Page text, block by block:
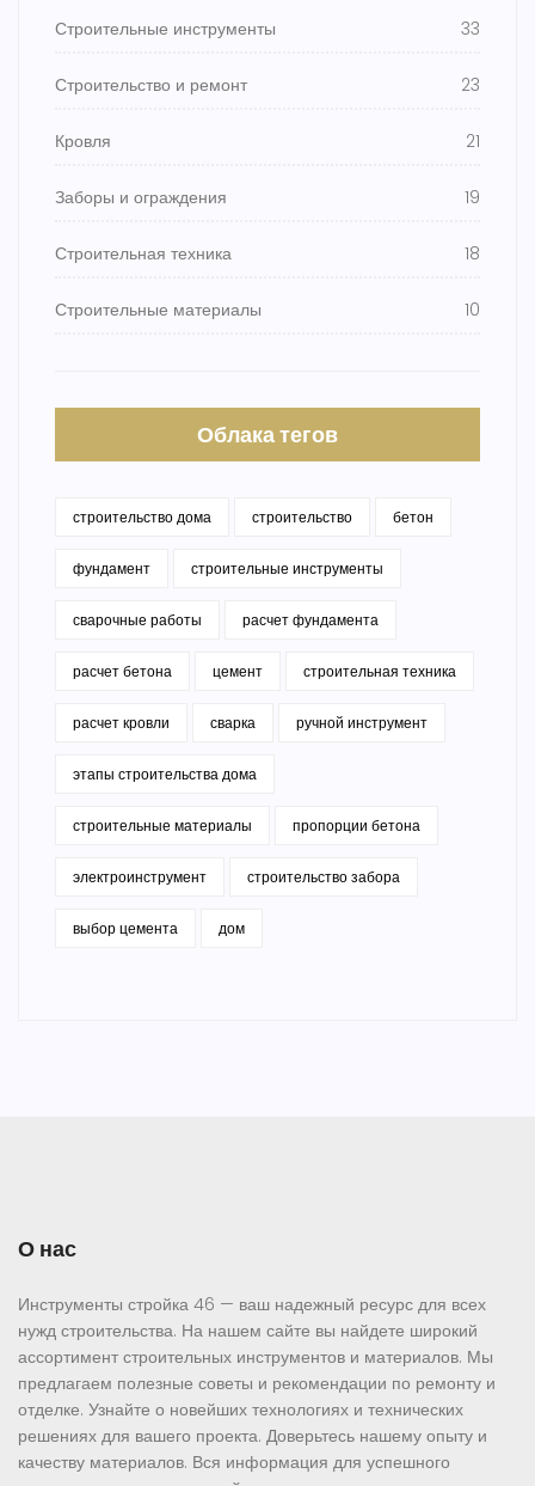
Строительные инструменты 33
Строительство и ремонт 23
Кровля 21
Заборы и ограждения 19
Строительная техника 18
Строительные материалы 10
Облака тегов
строительство дома строительство бетон
фундамент строительные инструменты
сварочные работы расчет фундамента
расчет бетона цемент строительная техника
расчет кровли сварка ручной инструмент
этапы строительства дома
строительные материалы пропорции бетона
электроинструмент строительство забора
выбор цемента дом
О нас
Инструменты стройка 46 — ваш надежный ресурс для всех
нужд строительства. На нашем сайте вы найдете широкий
ассортимент строительных инструментов и материалов. Мы
предлагаем полезные советы и рекомендации по ремонту и
отделке. Узнайте о новейших технологиях и технических
решениях для вашего проекта. Доверьтесь нашему опыту и
качеству материалов. Вся информация для успешного